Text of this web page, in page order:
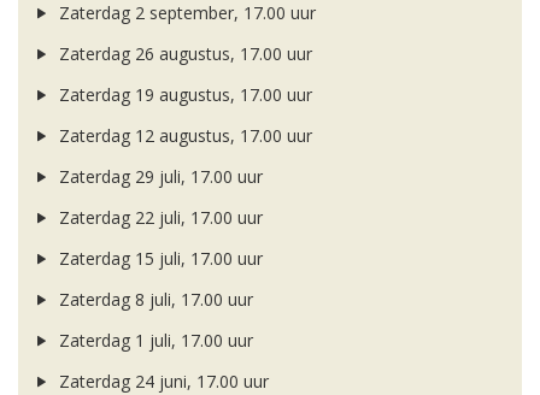
Zaterdag 2 september, 17.00 uur
Zaterdag 26 augustus, 17.00 uur
Zaterdag 19 augustus, 17.00 uur
Zaterdag 12 augustus, 17.00 uur
Zaterdag 29 juli, 17.00 uur
Zaterdag 22 juli, 17.00 uur
Zaterdag 15 juli, 17.00 uur
Zaterdag 8 juli, 17.00 uur
Zaterdag 1 juli, 17.00 uur
Zaterdag 24 juni, 17.00 uur